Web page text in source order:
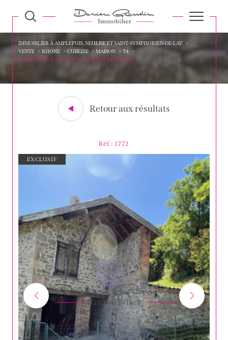
IMMOBILIER À AMPLEPUIS, NEULISE ET SAINT-SYMPHORIEN-DE-LAY
VENTE
RHONE CUBLIZE MAISON
T4
MAISON DE VILLAGE AVEC GARAGE ET JARDIN
Retour aux résultats
Réf : 1772
EXCLUSIF